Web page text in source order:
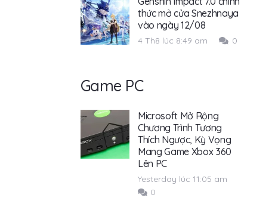
thức mở cửa Snezhnaya
vào ngày 12/08
4 Th8 lúc 8:49 am 0
Game PC
Microsoft Mở Rộng
Chương Trình Tương
Thích Ngược, Kỳ Vọng
Mang Game Xbox 360
Lên PC
Yesterday lúc 11:05 am
0